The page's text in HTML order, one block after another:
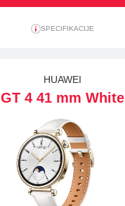
SPECIFIKACIJE
HUAWEI
GT 4 41 mm White